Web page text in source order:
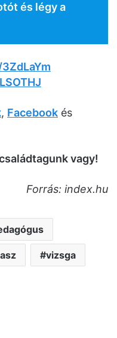
és légy a
, Facebook és
vagy!
Forrás: index.hu
vizsga